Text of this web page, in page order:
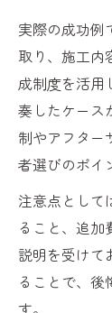
実際の成功例
取り、施工内
成制度を活用
奏したケース
制やアフター
者選びのポイ
注意点として
ること、追加
説明を受けて
ることで、後
す。